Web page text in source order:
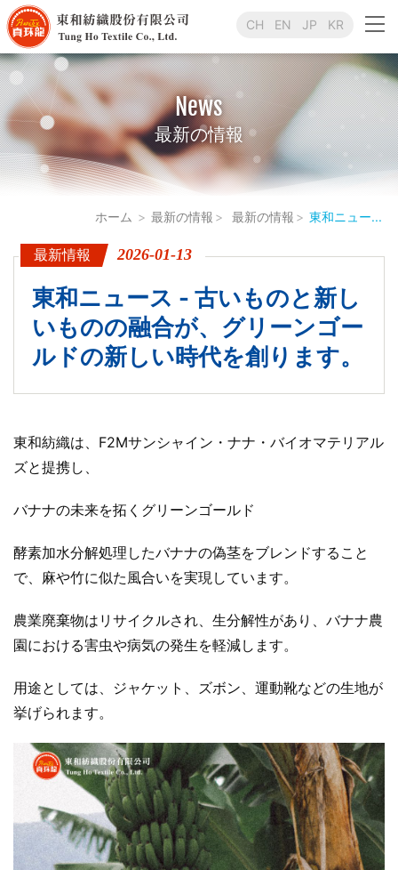
CH EN JP KR
News
最新の情報
ホーム 最新の情報 最新の情報 東和ニュー...
最新情報 2026-01-13
東和ニュース - 古いものと新し
いものの融合が、グリーンゴー
ルドの新しい時代を創ります。
東和紡織は、F2Mサンシャイン・ナナ・バイオマテリアル
ズと提携し、
バナナの未来を拓くグリーンゴールド
酵素加水分解処理したバナナの偽茎をブレンドすること
で、麻や竹に似た風合いを実現しています。
農業廃棄物はリサイクルされ、生分解性があり、バナナ農
園における害虫や病気の発生を軽減します。
用途としては、ジャケット、ズボン、運動靴などの生地が
挙げられます。